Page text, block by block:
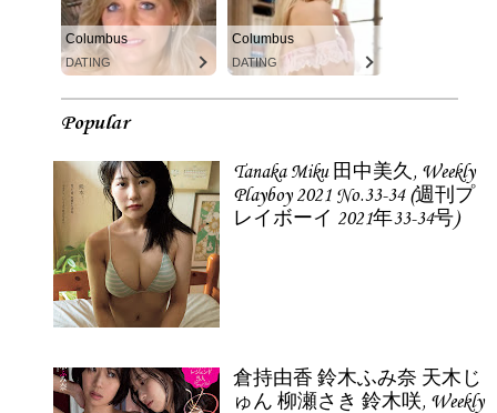
Columbus
DATING
Columbus
DATING
Popular
Tanaka Miku 田中美久, Weekly
Playboy 2021 No.33-34 (週刊プ
レイボーイ 2021年33-34号)
倉持由香 鈴木ふみ奈 天木じ
ゅん 柳瀬さき 鈴木咲, Weekly